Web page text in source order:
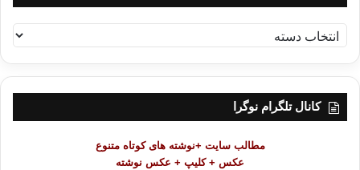
ه
ر
کانال تلگرام نوگرا
مطالب سایت +نوشته های کوتاه متنوع
عکس + کلیپ + عکس نوشته